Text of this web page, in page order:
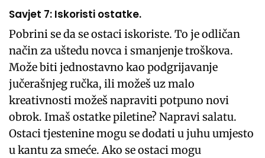
Savjet 7: Iskoristi ostatke.
Pobrini se da se ostaci iskoriste. To je odličan
način za uštedu novca i smanjenje troškova.
Može biti jednostavno kao podgrijavanje
jučerašnjeg ručka, ili možeš uz malo
kreativnosti možeš napraviti potpuno novi
obrok. Imaš ostatke piletine? Napravi salatu.
Ostaci tjestenine mogu se dodati u juhu umjesto
u kantu za smeće. Ako se ostaci mogu